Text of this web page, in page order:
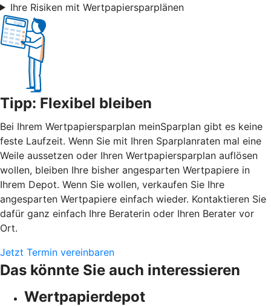
Ihre Risiken mit Wertpapiersparplänen
Tipp: Flexibel bleiben
Bei Ihrem Wertpapiersparplan meinSparplan gibt es keine
feste Laufzeit. Wenn Sie mit Ihren Sparplanraten mal eine
Weile aussetzen oder Ihren Wertpapiersparplan auflösen
wollen, bleiben Ihre bisher angesparten Wertpapiere in
Ihrem Depot. Wenn Sie wollen, verkaufen Sie Ihre
angesparten Wertpapiere einfach wieder. Kontaktieren Sie
dafür ganz einfach Ihre Beraterin oder Ihren Berater vor
Ort.
Jetzt Termin vereinbaren
Das könnte Sie auch interessieren
Wertpapierdepot